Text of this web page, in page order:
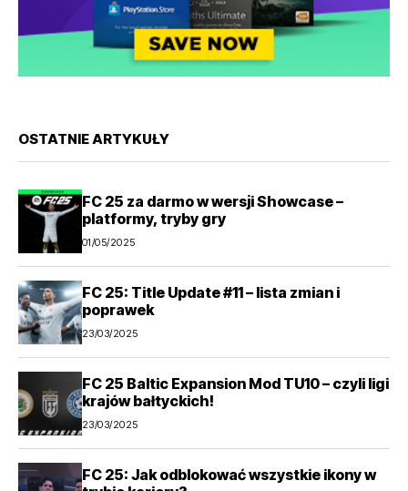
OSTATNIE ARTYKUŁY
FC 25 za darmo w wersji Showcase –
platformy, tryby gry
01/05/2025
FC 25: Title Update #11 – lista zmian i
poprawek
23/03/2025
FC 25 Baltic Expansion Mod TU10 – czyli ligi
krajów bałtyckich!
23/03/2025
FC 25: Jak odblokować wszystkie ikony w